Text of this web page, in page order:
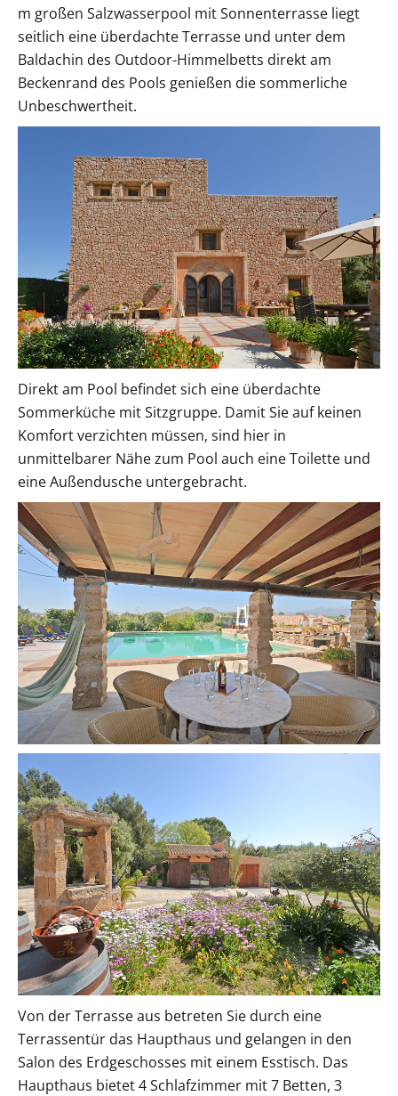
m großen Salzwasserpool mit Sonnenterrasse liegt
seitlich eine überdachte Terrasse und unter dem
Baldachin des Outdoor-Himmelbetts direkt am
Beckenrand des Pools genießen die sommerliche
Unbeschwertheit.
Direkt am Pool befindet sich eine überdachte
Sommerküche mit Sitzgruppe. Damit Sie auf keinen
Komfort verzichten müssen, sind hier in
unmittelbarer Nähe zum Pool auch eine Toilette und
eine Außendusche untergebracht.
Von der Terrasse aus betreten Sie durch eine
Terrassentür das Haupthaus und gelangen in den
Salon des Erdgeschosses mit einem Esstisch. Das
Haupthaus bietet 4 Schlafzimmer mit 7 Betten, 3